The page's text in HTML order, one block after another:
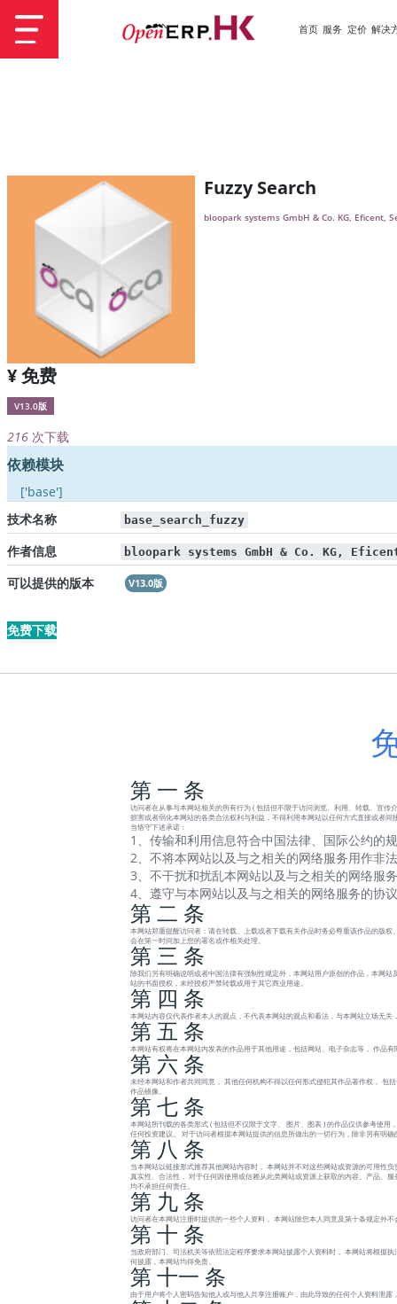
首页 服务 定价 解决
Fuzzy Search
bloopark systems GmbH & Co. KG, Eficent,
¥ 免费
V13.0版
216 次下载
依赖模块
['base']
技术名称
base_search_fuzzy
作者信息 bloopark systems GmbH & Co. KG,
可以提供的版本 V13.0版
免费下载
第 一 条
访问者在从事与本网站相关的所有行为 ( 包括但不限于访问浏览、利用、转载、宣传
损害或者弱化本网站的各类合法权利与利益，不得利用本网站以任何方式直接或者
当恪守下述承诺：
1、传输和利用信息符合中国法律、国际公约的
2、不将本网站以及与之相关的网络服务用作非
3、不干扰和扰乱本网站以及与之相关的网络服
4、遵守与本网站以及与之相关的网络服务的协
第 二 条
本网站郑重提醒访问者：请在转载、上载或者下载有关作品时务必尊重该作品的版
会在第一时间加上您的署名或作相关处理。
第 三 条
除我们另有明确说明或者中国法律有强制性规定外，本网站用户原创的作品，本网
站的书面授权，未经授权严禁转载或用于其它商业用途。
第 四 条
本网站内容仅代表作者本人的观点，不代表本网站的观点和看法，与本网站立场无关
第 五 条
本网站有权将在本网站内发表的作品用于其他用途，包括网站、电子杂志等， 作品
第 六 条
未经本网站和作者共同同意， 其他任何机构不得以任何形式侵犯其作品著作权， 包
作品镜像。
第 七 条
本网站所刊载的各类形式 ( 包括但不仅限于文字、 图片、图表 ) 的作品仅供参考使
任何投资建议。 对于访问者根据本网站提供的信息所做出的一切行为，除非另有明
第 八 条
当本网站以链接形式推荐其他网站内容时， 本网站并不对这些网站或资源的可用性
真实性、合法性， 对于任何因使用或信赖从此类网站或资源上获取的内容、产品、
均不承担任何责任。
第 九 条
访问者在本网站注册时提供的一些个人资料， 本网站除您本人同意及第十条规定外
第 十 条
当政府部门、司法机关等依照法定程序要求本网站披露个人资料时， 本网站将根据
何披露，本网站均得免责。
第 十一 条
由于用户将个人密码告知他人或与他人共享注册账户，由此导致的任何个人资料泄露